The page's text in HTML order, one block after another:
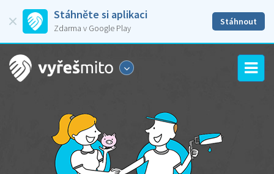
Stáhněte si aplikaci
Zdarma v Google Play
Stáhnout